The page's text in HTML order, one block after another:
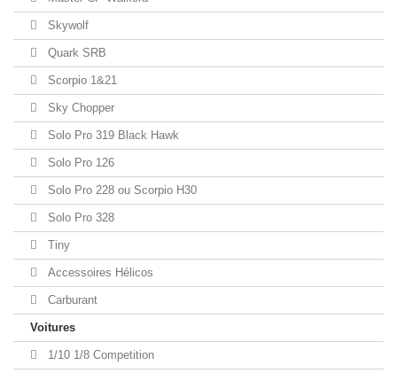
Skywolf
Quark SRB
Scorpio 1&21
Sky Chopper
Solo Pro 319 Black Hawk
Solo Pro 126
Solo Pro 228 ou Scorpio H30
Solo Pro 328
Tiny
Accessoires Hélicos
Carburant
Voitures
1/10 1/8 Competition